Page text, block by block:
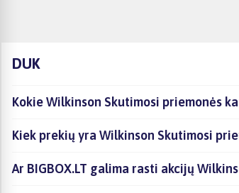
DUK
Kokie Wilkinson Skutimosi priemonės
Kiek prekių yra Wilkinson Skutimosi
Ar BIGBOX.LT galima rasti akcijų